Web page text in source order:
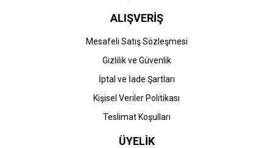
ALIŞVERİŞ
Mesafeli Satış Sözleşmesi
Gizlilik ve Güvenlik
İptal ve İade Şartları
Kişisel Veriler Politikası
Teslimat Koşulları
ÜYELİK